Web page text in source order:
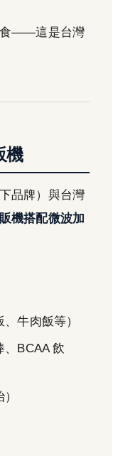
食——這是台灣
機
品牌）與台灣
機搭配微波加
牛肉飯等）
、BCAA 飲